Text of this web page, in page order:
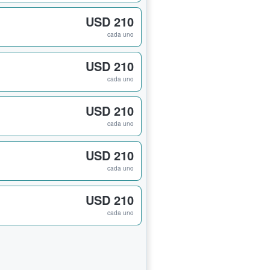
USD 210
cada uno
USD 210
cada uno
USD 210
cada uno
USD 210
cada uno
USD 210
cada uno